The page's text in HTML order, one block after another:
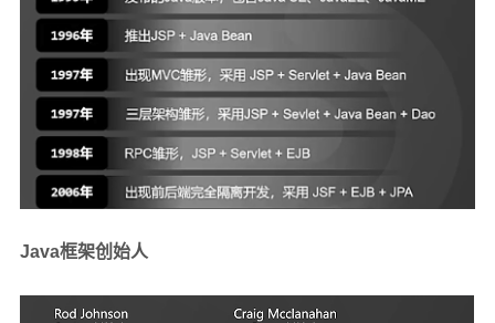
Java框架创始人